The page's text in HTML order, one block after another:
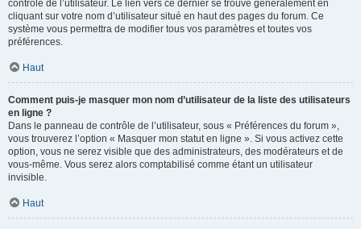
contrôle de l’utilisateur. Le lien vers ce dernier se trouve généralement en
cliquant sur votre nom d’utilisateur situé en haut des pages du forum. Ce
système vous permettra de modifier tous vos paramètres et toutes vos
préférences.
Haut
Comment puis-je masquer mon nom d’utilisateur de la liste des utilisateurs
en ligne ?
Dans le panneau de contrôle de l’utilisateur, sous « Préférences du forum »,
vous trouverez l’option « Masquer mon statut en ligne ». Si vous activez cette
option, vous ne serez visible que des administrateurs, des modérateurs et de
vous-même. Vous serez alors comptabilisé comme étant un utilisateur
invisible.
Haut